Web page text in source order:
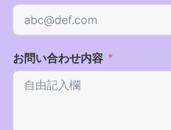
お問い合わせ内容